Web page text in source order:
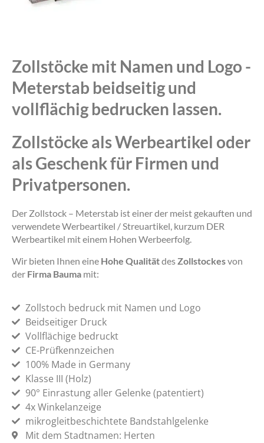
Zollstöcke mit Namen und Logo -
Meterstab beidseitig und
vollflächig bedrucken lassen.
Zollstöcke als Werbeartikel oder
als Geschenk für Firmen und
Privatpersonen.
Der Zollstock – Meterstab ist einer der meist gekauften und
verwendete Werbeartikel / Streuartikel, kurzum DER
Werbeartikel mit einem Hohen Werbeerfolg.
Wir bieten Ihnen eine Hohe Qualitätdes Zollstockesvon
der Firma Bauma mit:
Zollstoch bedruck mit Namen und Logo
Beidseitiger Druck
Vollflächige bedruckt
CE-Prüfkennzeichen
100% Made in Germany
Klasse III (Holz)
90° Einrastung aller Gelenke (patentiert)
4x Winkelanzeige
mikrogleitbeschichtete Bandstahlgelenke
Mit dem Stadtnamen: Herten